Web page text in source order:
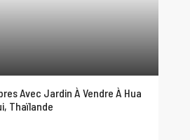
Avec Jardin À Vendre À Hua
Thaïlande